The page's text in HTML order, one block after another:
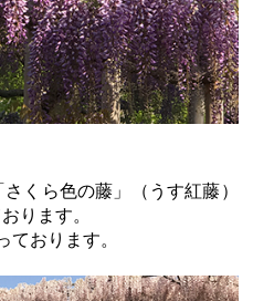
くら色の藤」（うす紅藤）
ります。
おります。